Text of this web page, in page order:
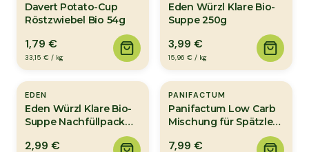
Davert Potato-Cup
Röstzwiebel Bio 54g
1,79 €
33,15 € / kg
Eden Würzl Klare Bio-
Suppe 250g
3,99 €
15,96 € / kg
EDEN
Eden Würzl Klare Bio-
Suppe Nachfüllpack
2,99 €
PANIFACTUM
Panifactum Low Carb
Mischung für Spätzle
7,99 €